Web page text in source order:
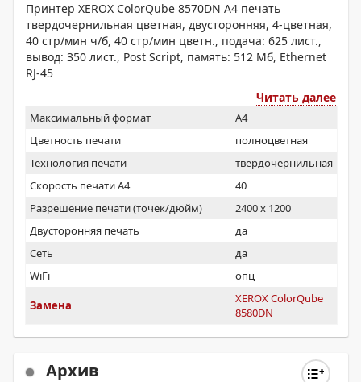
Принтер XEROX ColorQube 8570DN A4 печать
твердочернильная цветная, двусторонняя, 4-цветная,
40 стр/мин ч/б, 40 стр/мин цветн., подача: 625 лист.,
вывод: 350 лист., Post Script, память: 512 Мб, Ethernet
RJ-45
Читать далее
Максимальный формат
A4
Цветность печати
полноцветная
Технология печати
твердочернильная
Скорость печати А4
40
Разрешение печати (точек/дюйм)
2400 x 1200
Двусторонняя печать
да
Сеть
да
WiFi
опц
Замена
XEROX ColorQube
8580DN
Архив